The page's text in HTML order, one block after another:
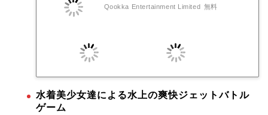
Qookka Entertainment Limited 無料
水着美少女達による水上の爽快ジェットバトル
ゲーム